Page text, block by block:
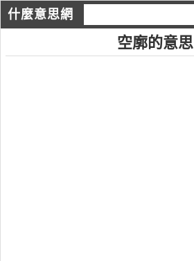
什麼意思網
空廓的意思